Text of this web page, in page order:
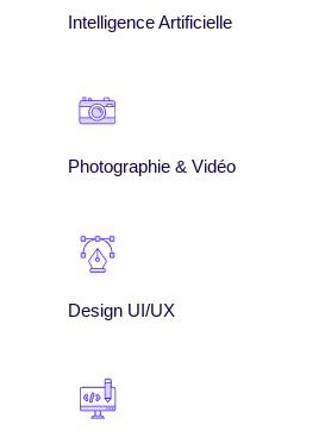
Intelligence Artificielle
Photographie & Vidéo
Design UI/UX